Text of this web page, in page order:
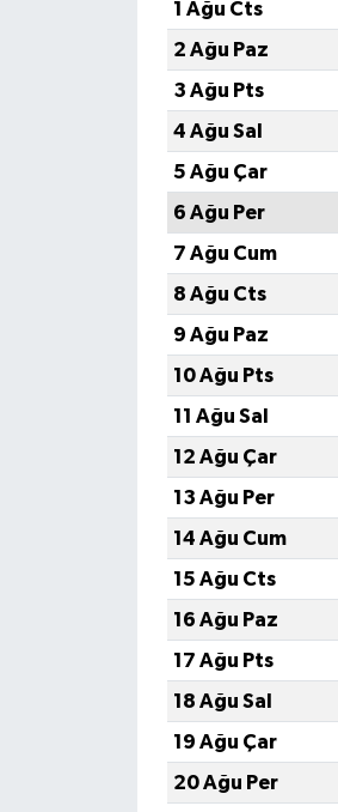
1 Ağu Cts
2 Ağu Paz
3 Ağu Pts
4 Ağu Sal
5 Ağu Çar
6 Ağu Per
7 Ağu Cum
8 Ağu Cts
9 Ağu Paz
10 Ağu Pts
11 Ağu Sal
12 Ağu Çar
13 Ağu Per
14 Ağu Cum
15 Ağu Cts
16 Ağu Paz
17 Ağu Pts
18 Ağu Sal
19 Ağu Çar
20 Ağu Per